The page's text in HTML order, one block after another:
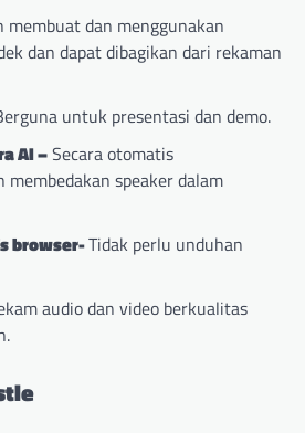
membuat dan menggunakan
dan dapat dibagikan dari rekaman
untuk presentasi dan demo.
AI –Secara otomatis
speaker dalam
browser-Tidak perlu unduhan
audio dan video berkualitas